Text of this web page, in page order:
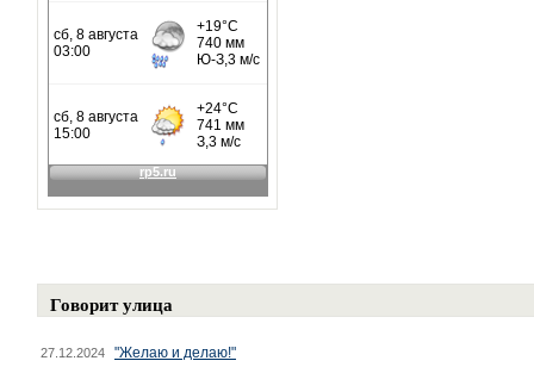
Говорит улица
27.12.2024 "Желаю и делаю!"